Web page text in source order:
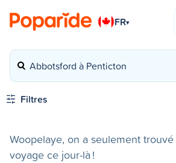
FR▾
Abbotsford à Penticton
Filtres
Woopelaye, on a seulement
voyage ce jour-là !